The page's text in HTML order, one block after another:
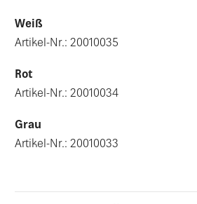
Weiß
Artikel-Nr.: 20010035
Rot
Artikel-Nr.: 20010034
Grau
Artikel-Nr.: 20010033